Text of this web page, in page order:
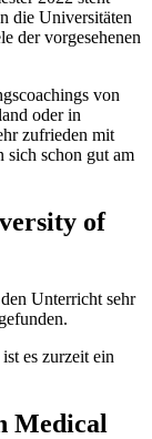
die Universitäten
der vorgesehenen
von
oder in
zufrieden mit
sich schon gut am
of
Unterricht sehr
es zurzeit ein
Medical